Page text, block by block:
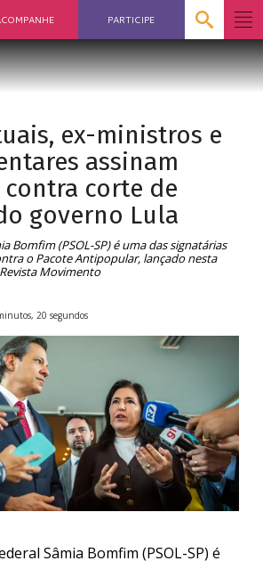
PARTICIPE
ex-ministros e
assinam
corte de
governo Lula
Bomfim (PSOL-SP) é uma das signatárias
o Pacote Antipopular, lançado nesta
Movimento
20 segundos
Sâmia Bomfim (PSOL-SP) é